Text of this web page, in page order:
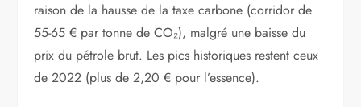
raison de la hausse de la taxe carbone (corridor de
55-65 € par tonne de CO₂), malgré une baisse du
prix du pétrole brut. Les pics historiques restent ceux
de 2022 (plus de 2,20 € pour l’essence).